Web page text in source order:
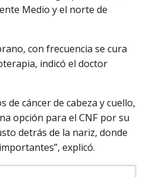
Medio y el norte de
con frecuencia se cura
indicó el doctor
de cáncer de cabeza y cuello,
opción para el CNF por su
detrás de la nariz, donde
explicó.